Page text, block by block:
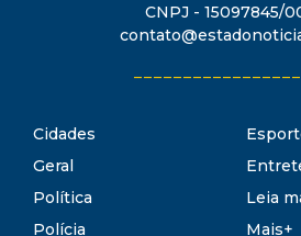
CNPJ - 15097845/
Cidades
Geral
Política
Polícia
Leia
Mais+